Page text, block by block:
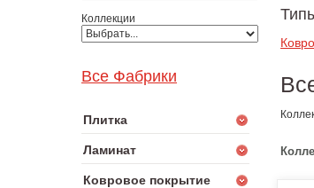
Коллекции
Все Фабрики
Плитка
Ламинат
Ковровое покрытие